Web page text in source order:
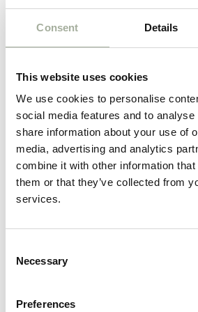
Consent Details
This website uses cookies
We use cookies to personalise
social media features and to
share information about your use of
media, advertising and analytics
combine it with other information that
them or that they’ve collected from
services.
Selection
Necessary
Preferences
Waarom kiezen voor de Earth
Poepzakhouder?
100% lek-proof.
Duurzaam– Gemaakt van
plastic.
Handige haak voor
Nooit meer een zakje in je